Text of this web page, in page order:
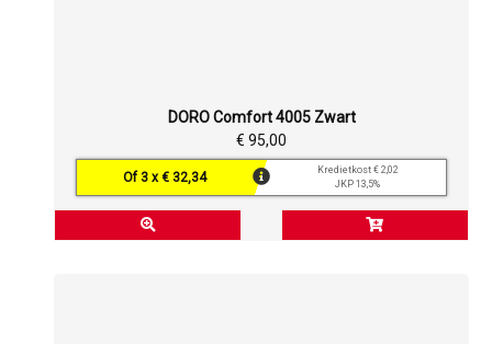
DORO Comfort 4005 Zwart
€ 95,00
Of 3 x € 32,34
Kredietkost € 2,02
JKP 13,5%